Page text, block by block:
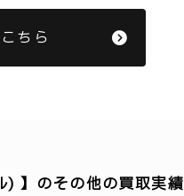
ちら
) 】のその他の買取実績